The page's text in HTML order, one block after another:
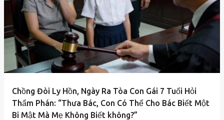
Chồng Đòi Ly Hồn, Ngày Ra Tòa Con Gái 7 Tuổi Hỏi
Thẩm Phán: “Thưa Bác, Con Có Thể Cho Bác Biết Một
Bi Mật Mà Mẹ Không Biết không?”